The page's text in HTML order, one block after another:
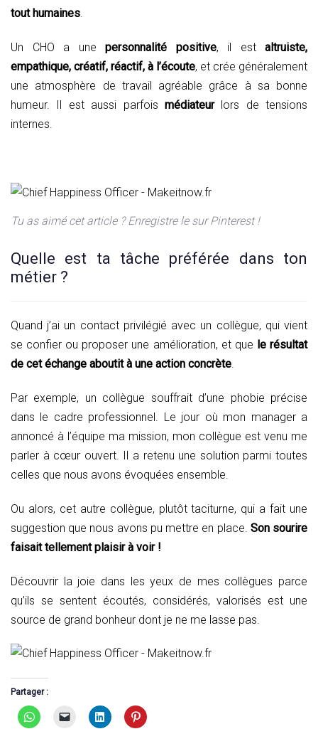
tout humaines.
Un CHO a une personnalité positive, il est altruiste,
empathique, créatif, réactif, à l’écoute, et crée généralement
une atmosphère de travail agréable grâce à sa bonne
humeur. Il est aussi parfois médiateurlors de tensions
internes.
Tu as aimé cet article ? Enregistre le sur Pinterest !
Quelle est ta tâche préférée dans ton
métier ?
Quand j’ai un contact privilégié avec un collègue, qui vient
se confier ou proposer une amélioration, et que le résultat
de cet échange aboutit à une action concrète.
Par exemple, un collègue souffrait d’une phobie précise
dans le cadre professionnel. Le jour où mon manager a
annoncé à l’équipe ma mission, mon collègue est venu me
parler à cœur ouvert. Il a retenu une solution parmi toutes
celles que nous avons évoquées ensemble.
Ou alors, cet autre collègue, plutôt taciturne, qui a fait une
suggestion que nous avons pu mettre en place. Son sourire
faisait tellement plaisir à voir !
Découvrir la joie dans les yeux de mes collègues parce
qu’ils se sentent écoutés, considérés, valorisés est une
source de grand bonheur dont je ne me lasse pas.
Partager :